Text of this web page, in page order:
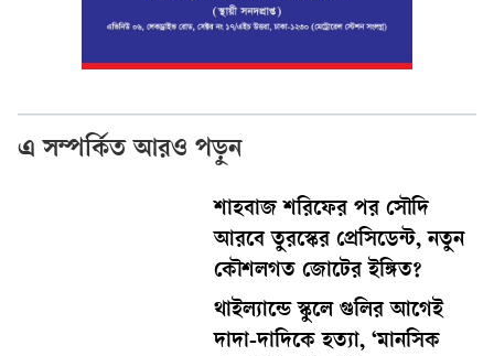
এ সম্পর্কিত আরও পড়ুন
শাহবাজ শরিফের পর সৌদি
আরবে তুরস্কের প্রেসিডেন্ট, নতুন
কৌশলগত জোটের ইঙ্গিত?
থাইল্যান্ডে স্কুলে গুলির আগেই
দাদা-দাদিকে হত্যা, ‘মানসিক